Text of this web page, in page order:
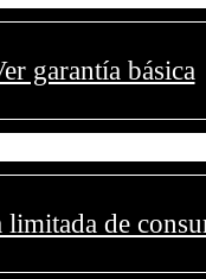
garantía básica
limitada de